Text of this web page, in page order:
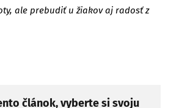
ale prebudiť u žiakov aj radosť z
článok, vyberte si svoju